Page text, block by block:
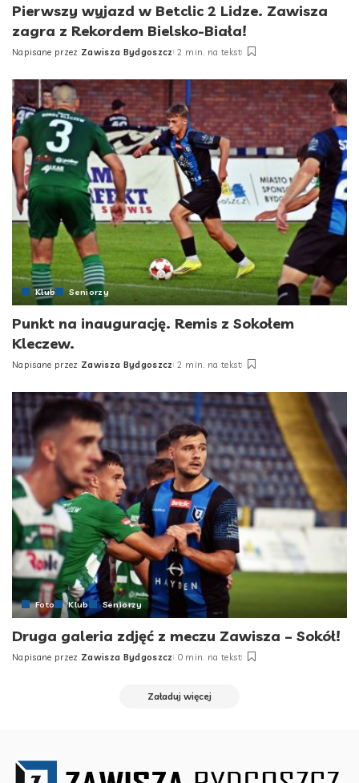
Pierwszy wyjazd w Betclic 2 Lidze. Zawisza
zagra z Rekordem Bielsko-Biała!
Posted
Napisane przez Zawisza Bydgoszcz 2 min. na tekst
Klub Seniorzy
Punkt na inaugurację. Remis z Sokołem
Kleczew.
Posted
Napisane przez Zawisza Bydgoszcz 2 min. na tekst
Foto Klub Seniorzy
Druga galeria zdjęć z meczu Zawisza – Sokół!
Posted
Napisane przez Zawisza Bydgoszcz 0 min. na tekst
Załaduj więcej